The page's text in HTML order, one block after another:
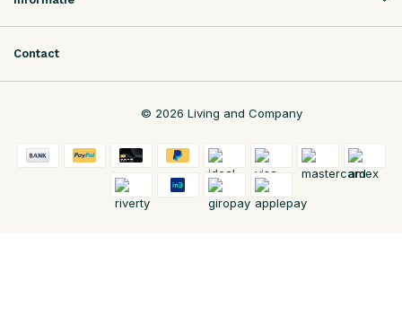
Contact
© 2026 Living and Company